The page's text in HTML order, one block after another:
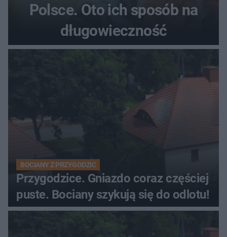
Polsce. Oto ich sposób na
długowieczność
BOCIANY Z PRZYGODZIC
Przygodzice. Gniazdo coraz częściej
puste. Bociany szykują się do odlotu!